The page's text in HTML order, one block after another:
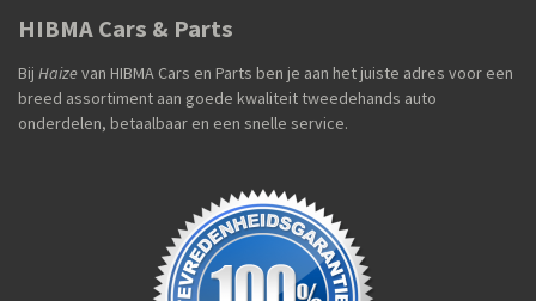
HIBMA Cars & Parts
Bij Haizevan HIBMA Cars en Parts ben je aan het juiste adres voor een
breed assortiment aan goede kwaliteit tweedehands auto
onderdelen, betaalbaar en een snelle service.